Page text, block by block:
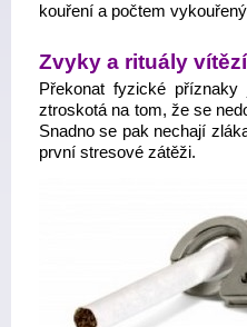
kouření a počtem
Zvyky a rituály vítězí
Překonat fyzické
ztroskotá na tom, že se
Snadno se pak nechají
první stresové zátěži.